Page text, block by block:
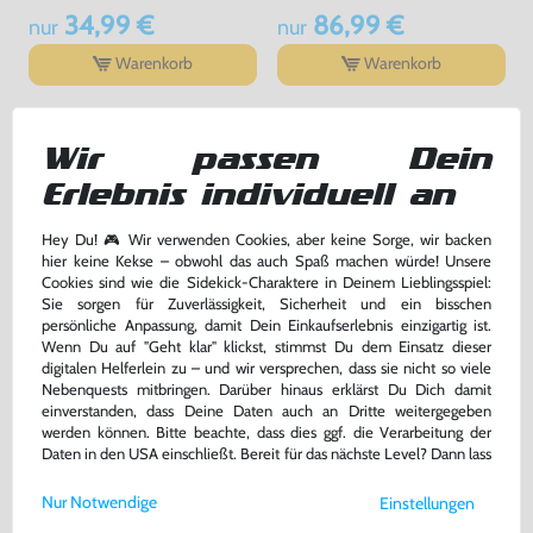
nur34,99 €
Warenkorb
nur86,99 €
Warenkorb
GEKAUFT
DEUTSCH, Modul, gebraucht
DEUTSCH, Modul, gebraucht
Wir passen Dein
Erlebnis individuell an
Hey Du! 🎮 Wir verwenden Cookies, aber keine Sorge, wir backen
hier keine Kekse – obwohl das auch Spaß machen würde! Unsere
Cookies sind wie die Sidekick-Charaktere in Deinem Lieblingsspiel:
Sie sorgen für Zuverlässigkeit, Sicherheit und ein bisschen
persönliche Anpassung, damit Dein Einkaufserlebnis einzigartig ist.
Wenn Du auf "Geht klar" klickst, stimmst Du dem Einsatz dieser
digitalen Helferlein zu – und wir versprechen, dass sie nicht so viele
Nebenquests mitbringen. Darüber hinaus erklärst Du Dich damit
einverstanden, dass Deine Daten auch an Dritte weitergegeben
werden können. Bitte beachte, dass dies ggf. die Verarbeitung der
Daten in den USA einschließt. Bereit für das nächste Level? Dann lass
Weitere Informationen zu den von uns verwendeten Cookies und
Einstellungen
Nur Notwendige